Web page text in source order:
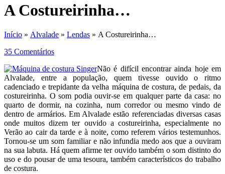
A Costureirinha…
Início » Alvalade » Lendas » A Costureirinha…
35 Comentários
Não é difícil encontrar ainda hoje em
Alvalade, entre a população, quem tivesse ouvido o ritmo
cadenciado e trepidante da velha máquina de costura, de pedais, da
costureirinha. O som podia ouvir-se em qualquer parte da casa: no
quarto de dormir, na cozinha, num corredor ou mesmo vindo de
dentro de armários. Em Alvalade estão referenciadas diversas casas
onde muitos dizem ter ouvido a costureirinha, especialmente no
Verão ao cair da tarde e à noite, como referem vários testemunhos.
Tornou-se um som familiar e não infundia medo aos que a ouviram
na sua labuta. Há quem afirme ter ouvido também o som distinto do
uso e do pousar de uma tesoura, também característicos do trabalho
de costura.